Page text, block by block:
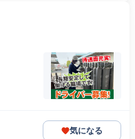
気になる